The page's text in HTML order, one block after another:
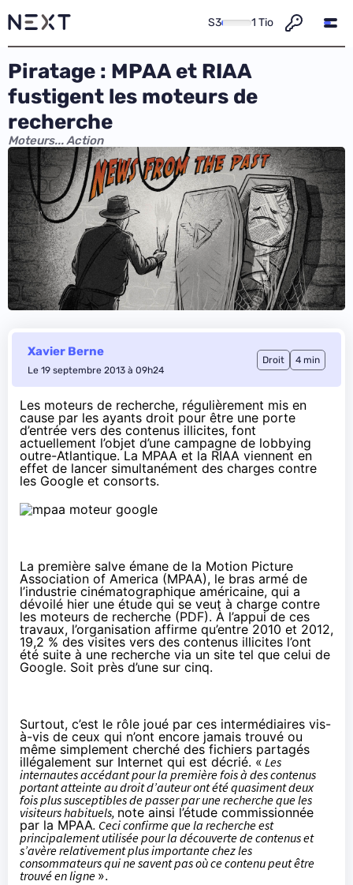
S3 1 Tio
Piratage : MPAA et RIAA
fustigent les moteurs de
recherche
Moteurs... Action
Xavier Berne
Le 19 septembre 2013 à 09h24
Droit 4 min
Les moteurs de recherche, régulièrement mis en
cause par les ayants droit pour être une porte
d’entrée vers des contenus illicites, font
actuellement l’objet d’une campagne de lobbying
outre-Atlantique. La MPAA et la RIAA viennent en
effet de lancer simultanément des charges contre
les Google et consorts.
La première salve émane de la Motion Picture
Association of America (MPAA), le bras armé de
l’industrie cinématographique américaine, qui a
dévoilé hier une étude qui se veut à charge contre
les moteurs de recherche (PDF). À l’appui de ces
travaux, l’organisation affirme qu’entre 2010 et 2012,
19,2 % des visites vers des contenus illicites l’ont
été suite à une recherche via un site tel que celui de
Google. Soit près d’une sur cinq.
Surtout, c’est le rôle joué par ces intermédiaires vis-
à-vis de ceux qui n’ont encore jamais trouvé ou
même simplement cherché des fichiers partagés
illégalement sur Internet qui est décrié. « Les
internautes accédant pour la première fois à des contenus
portant atteinte au droit d’auteur ont été quasiment deux
fois plus susceptibles de passer par une recherche que les
visiteurs habituels, note ainsi l’étude commissionnée
par la MPAA. Ceci confirme que la recherche est
principalement utilisée pour la découverte de contenus et
s’avère relativement plus importante chez les
consommateurs qui ne savent pas où ce contenu peut être
trouvé en ligne ».